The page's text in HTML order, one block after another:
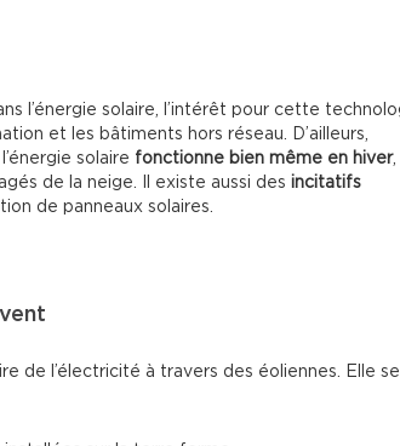
l’énergie solaire, l’intérêt pour cette
et les bâtiments hors réseau. D’ailleurs,
solaire fonctionne bien même en hiver,
de la neige. Il existe aussi des incitatifs
de panneaux solaires.
de l’électricité à travers des éoliennes. Elle